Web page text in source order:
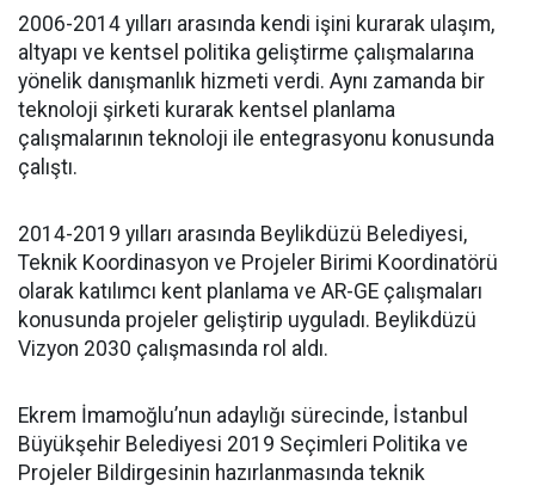
2006-2014 yılları arasında kendi işini kurarak ulaşım,
altyapı ve kentsel politika geliştirme çalışmalarına
yönelik danışmanlık hizmeti verdi. Aynı zamanda bir
teknoloji şirketi kurarak kentsel planlama
çalışmalarının teknoloji ile entegrasyonu konusunda
çalıştı.
2014-2019 yılları arasında Beylikdüzü Belediyesi,
Teknik Koordinasyon ve Projeler Birimi Koordinatörü
olarak katılımcı kent planlama ve AR-GE çalışmaları
konusunda projeler geliştirip uyguladı. Beylikdüzü
Vizyon 2030 çalışmasında rol aldı.
Ekrem İmamoğlu’nun adaylığı sürecinde, İstanbul
Büyükşehir Belediyesi 2019 Seçimleri Politika ve
Projeler Bildirgesinin hazırlanmasında teknik